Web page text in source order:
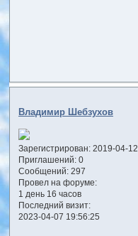
Владимир Шебзухов
Зарегистрирован: 2019-04-12
Приглашений:0
Сообщений:297
Провел на форуме:
1 день 16 часов
Последний визит:
2023-04-07 19:56:25